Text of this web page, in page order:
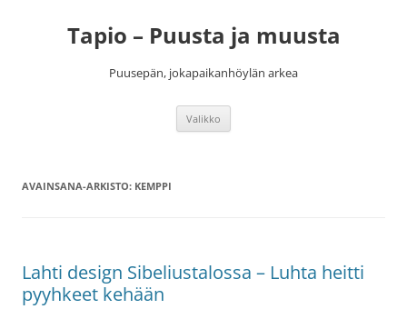
Tapio – Puusta ja muusta
Puusepän, jokapaikanhöylän arkea
Valikko
AVAINSANA-ARKISTO: KEMPPI
Lahti design Sibeliustalossa – Luhta heitti
pyyhkeet kehään